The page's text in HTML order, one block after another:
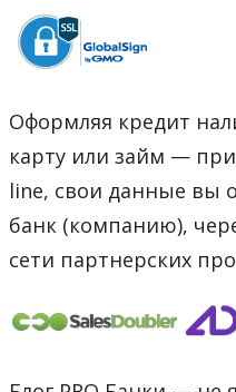
Оформляя кредит
карту или займ —
line, свои данные вы
банк (компанию),
сети партнерских